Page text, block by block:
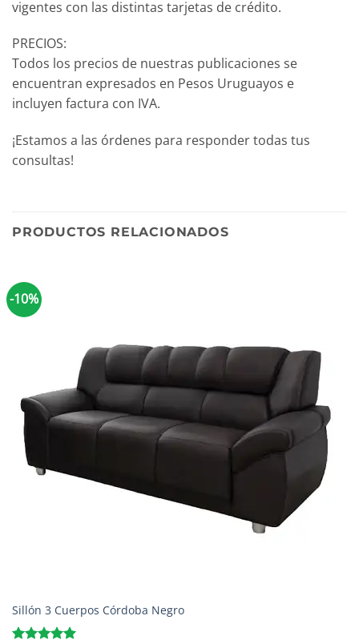
vigentes con las distintas tarjetas de crédito.
PRECIOS:
Todos los precios de nuestras publicaciones se
encuentran expresados en Pesos Uruguayos e
incluyen factura con IVA.
¡Estamos a las órdenes para responder todas tus
consultas!
PRODUCTOS RELACIONADOS
-10%
Sillón 3 Cuerpos Córdoba Negro